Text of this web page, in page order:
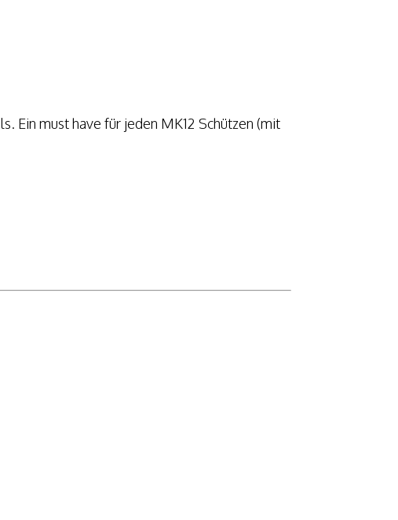
Ein must have für jeden MK12 Schützen (mit